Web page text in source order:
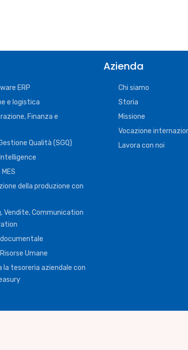
ERP
e logistica
Finanza e
Qualità (SGQ)
della produzione con
Vendite, Communication
Umane
tesoreria aziendale con
Azienda
Chi siamo
Storia
Missione
Vocazione
Lavora con noi